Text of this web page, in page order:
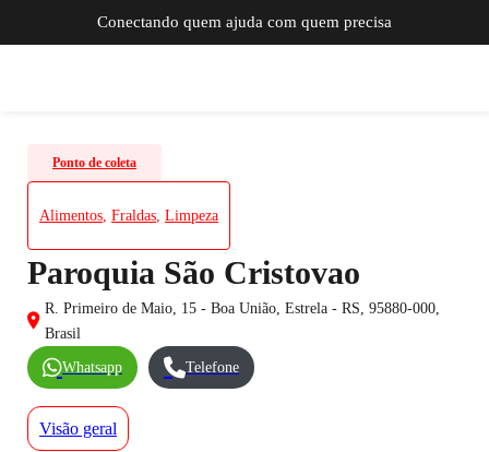
Conectando quem ajuda com quem precisa
Ponto de coleta
Alimentos, Fraldas, Limpeza
Paroquia São Cristovao
R. Primeiro de Maio, 15 - Boa União, Estrela - RS, 95880-000,
Brasil
Whatsapp Telefone
Visão geral